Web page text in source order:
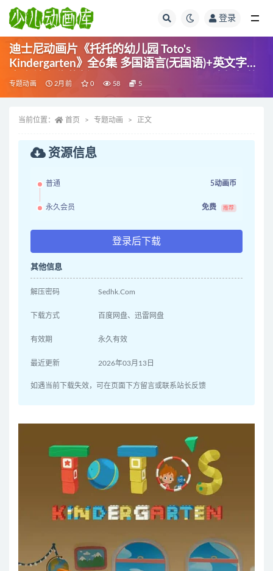
登录
迪士尼动画片《托托的幼儿园 Toto's
Kindergarten》全6集 多国语言(无国语)+英文字幕
官方纯净收藏版 720P/MKV/1.38G 动画片托托的
专题动画 2月前 0 58 5
当前位置： 首页 专题动画 正文
资源信息
普通 5动画币
永久会员 免费 推荐
登录后下载
其他信息
解压密码 Sedhk.Com
下载方式 百度网盘、迅雷网盘
有效期 永久有效
最近更新 2026年03月13日
如遇当前下载失效，可在页面下方留言或联系站长反馈